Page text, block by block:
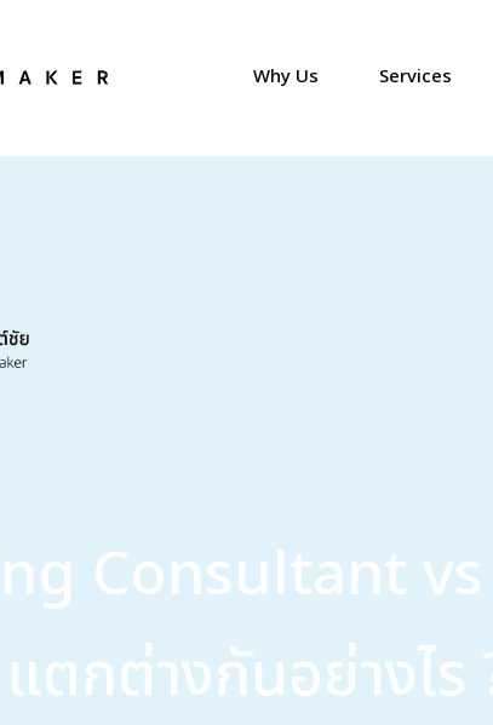
Why Us Services
Consultant
ตกต่างกันอย่างไร